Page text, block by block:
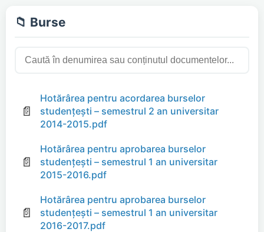
📁 Burse
📄
Hotărârea pentru acordarea burselor
studențești – semestrul 2 an universitar
2014-2015.pdf
📄
Hotărârea pentru aprobarea burselor
studențești – semestrul 1 an universitar
2015-2016.pdf
📄
Hotărârea pentru aprobarea burselor
studențești – semestrul 1 an universitar
2016-2017.pdf